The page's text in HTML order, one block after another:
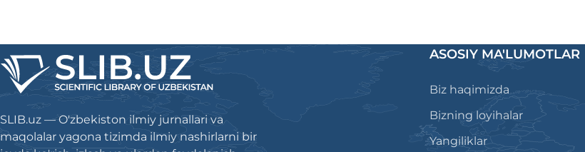
SLIB.uz — O'zbekiston ilmiy jurnallari va
maqolalar yagona tizimda ilmiy nashirlarni bir
ASOSIY MA'LUMOTLAR
Biz haqimizda
Bizning loyihalar
Yangiliklar